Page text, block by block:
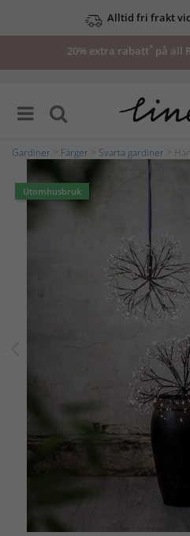
Alltid fri frakt
20% extra rabatt*på all
Gardiner Färger Svarta gardiner >
Utomhusbruk